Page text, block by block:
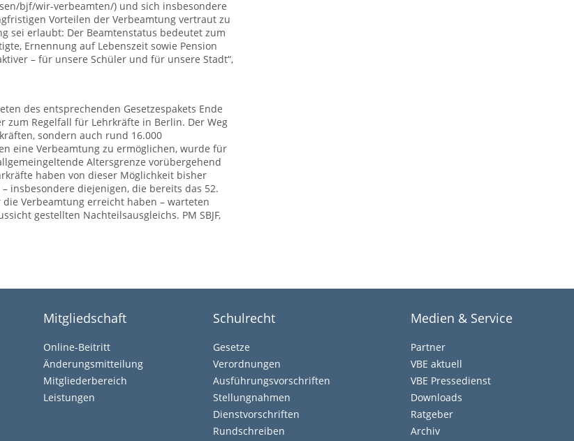
bjf/wir-verbeamten/) und sich insbesondere
Vorteilen der Verbeamtung vertraut zu
sei erlaubt: Der Beamtenstatus bedeutet zum
Ernennung auf Lebenszeit sowie Pension
– für unsere Schüler und für unsere Stadt“,
des entsprechenden Gesetzespakets Ende
zum Regelfall für Lehrkräfte in Berlin. Der Weg
sondern auch rund 16.000
eine Verbeamtung zu ermöglichen, wurde für
Altersgrenze vorübergehend
haben von dieser Möglichkeit bisher
insbesondere diejenigen, die bereits das 52.
Verbeamtung erreicht haben – warteten
gestellten Nachteilsausgleichs. PM SBJF,
Mitgliedschaft
Online-Beitritt
Änderungsmitteilung
Mitgliederbereich
Leistungen
Schulrecht
Gesetze
Verordnungen
Ausführungsvorschriften
Stellungnahmen
Dienstvorschriften
Rundschreiben
Medien & Service
Partner
VBE aktuell
VBE Pressedienst
Downloads
Ratgeber
Archiv